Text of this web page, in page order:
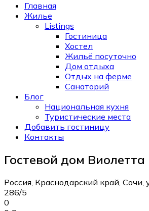
Главная
Жилье
Listings
Гостиница
Хостел
Жильё посуточно
Дом отдыха
Отдых на ферме
Санаторий
Блог
Национальная кухня
Туристические места
Добавить гостиницу
Контакты
Гостевой дом Виолетта
Россия, Краснодарский край, Сочи,
286/5
0